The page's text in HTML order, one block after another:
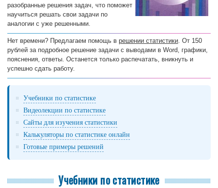
разобранные решения задач, что поможет
научиться решать свои задачи по
аналогии с уже решенными.
Нет времени? Предлагаем помощь в решении статистики. От 150
рублей за подробное решение задачи с выводами в Word, графики,
пояснения, ответы. Останется только распечатать, вникнуть и
успешно сдать работу.
Учебники по статистике
Видеолекции по статистике
Сайты для изучения статистики
Калькуляторы по статистике онлайн
Готовые примеры решений
Учебники по статистике